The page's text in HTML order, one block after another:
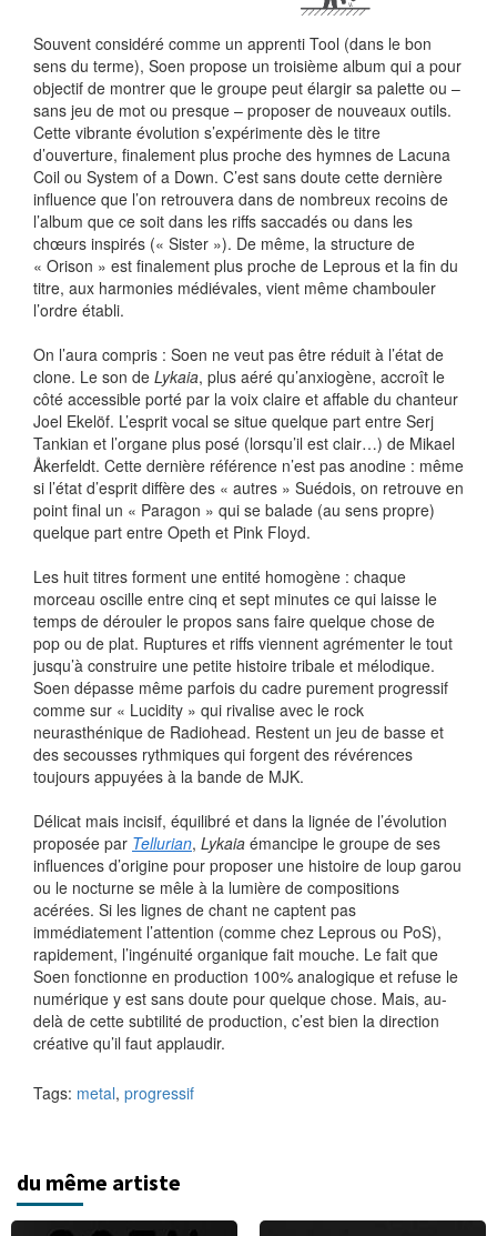
Souvent considéré comme un apprenti Tool (dans le bon
sens du terme), Soen propose un troisième album qui a pour
objectif de montrer que le groupe peut élargir sa palette ou –
sans jeu de mot ou presque – proposer de nouveaux outils.
Cette vibrante évolution s’expérimente dès le titre
d’ouverture, finalement plus proche des hymnes de Lacuna
Coil ou System of a Down. C’est sans doute cette dernière
influence que l’on retrouvera dans de nombreux recoins de
l’album que ce soit dans les riffs saccadés ou dans les
chœurs inspirés (« Sister »). De même, la structure de
« Orison » est finalement plus proche de Leprous et la fin du
titre, aux harmonies médiévales, vient même chambouler
l’ordre établi.
On l’aura compris : Soen ne veut pas être réduit à l’état de
clone. Le son de Lykaia, plus aéré qu’anxiogène, accroît le
côté accessible porté par la voix claire et affable du chanteur
Joel Ekelöf. L’esprit vocal se situe quelque part entre Serj
Tankian et l’organe plus posé (lorsqu’il est clair…) de Mikael
Åkerfeldt. Cette dernière référence n’est pas anodine : même
si l’état d’esprit diffère des « autres » Suédois, on retrouve en
point final un « Paragon » qui se balade (au sens propre)
quelque part entre Opeth et Pink Floyd.
Les huit titres forment une entité homogène : chaque
morceau oscille entre cinq et sept minutes ce qui laisse le
temps de dérouler le propos sans faire quelque chose de
pop ou de plat. Ruptures et riffs viennent agrémenter le tout
jusqu’à construire une petite histoire tribale et mélodique.
Soen dépasse même parfois du cadre purement progressif
comme sur « Lucidity » qui rivalise avec le rock
neurasthénique de Radiohead. Restent un jeu de basse et
des secousses rythmiques qui forgent des révérences
toujours appuyées à la bande de MJK.
Délicat mais incisif, équilibré et dans la lignée de l’évolution
proposée par Tellurian, Lykaia émancipe le groupe de ses
influences d’origine pour proposer une histoire de loup garou
ou le nocturne se mêle à la lumière de compositions
acérées. Si les lignes de chant ne captent pas
immédiatement l’attention (comme chez Leprous ou PoS),
rapidement, l’ingénuité organique fait mouche. Le fait que
Soen fonctionne en production 100% analogique et refuse le
numérique y est sans doute pour quelque chose. Mais, au-
delà de cette subtilité de production, c’est bien la direction
créative qu’il faut applaudir.
Tags: metal, progressif
du même artiste